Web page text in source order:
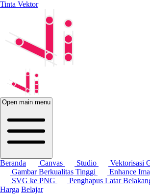
Tinta Vektor
Open main menu
Beranda Canvas Studio Vektorisasi
Gambar Berkualitas Tinggi
Enhance
SVG ke PNG
Penghapus Latar
Harga Belajar